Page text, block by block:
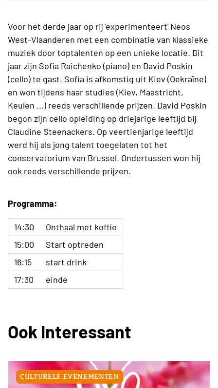
Voor het derde jaar op rij 'experimenteert' Neos
West-Vlaanderen met een combinatie van klassieke
muziek door toptalenten op een unieke locatie. Dit
jaar zijn Sofia Raichenko (piano) en David Poskin
(cello) te gast. Sofia is afkomstig uit Kiev (Oekraïne)
en won tijdens haar studies (Kiev, Maastricht,
Keulen ...) reeds verschillende prijzen. David Poskin
begon zijn cello opleiding op driejarige leeftijd bij
Claudine Steenackers. Op veertienjarige leeftijd
werd hij als jong talent toegelaten tot het
conservatorium van Brussel. Ondertussen won hij
ook reeds verschillende prijzen.
Programma:
14:30
Onthaal met koffie
15:00
Start optreden
16:15
start drink
17:30
einde
Ook Interessant
CULTURELE EVENEMENTEN